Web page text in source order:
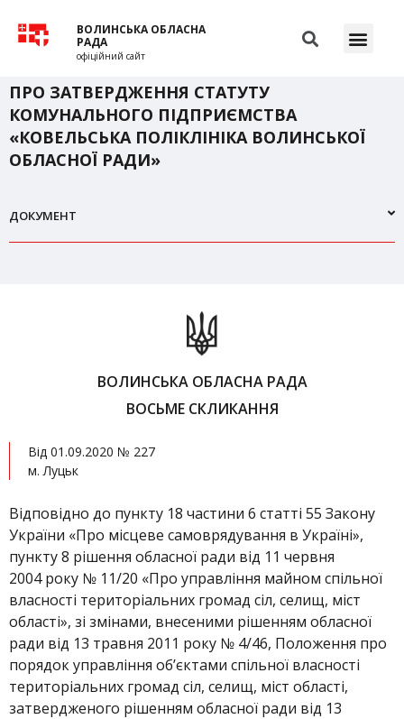
ВОЛИНСЬКА ОБЛАСНА
РАДА
офіційний сайт
ПРО ЗАТВЕРДЖЕННЯ СТАТУТУ
КОМУНАЛЬНОГО ПІДПРИЄМСТВА
«КОВЕЛЬСЬКА ПОЛІКЛІНІКА ВОЛИНСЬКОЇ
ОБЛАСНОЇ РАДИ»
ДОКУМЕНТ
ВОЛИНСЬКА ОБЛАСНА РАДА
ВОСЬМЕ СКЛИКАННЯ
Від 01.09.2020 № 227
м. Луцьк
Відповідно до пункту 18 частини 6 статті 55 Закону
України «Про місцеве самоврядування в Україні»,
пункту 8 рішення обласної ради від 11 червня
2004 року № 11/20 «Про управління майном спільної
власності територіальних громад сіл, селищ, міст
області», зі змінами, внесеними рішенням обласної
ради від 13 травня 2011 року № 4/46, Положення про
порядок управління об’єктами спільної власності
територіальних громад сіл, селищ, міст області,
затвердженого рішенням обласної ради від 13